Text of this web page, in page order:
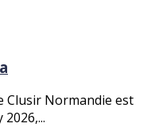
Clusir Normandie est